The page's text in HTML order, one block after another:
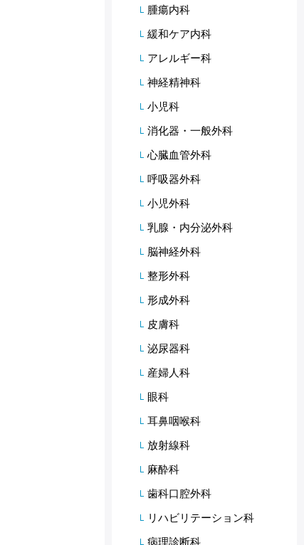
腫瘍内科
緩和ケア内科
アレルギー科
神経精神科
小児科
消化器・一般外科
心臓血管外科
呼吸器外科
小児外科
乳腺・内分泌外科
脳神経外科
整形外科
形成外科
皮膚科
泌尿器科
産婦人科
眼科
耳鼻咽喉科
放射線科
麻酔科
歯科口腔外科
リハビリテーション科
病理診断科